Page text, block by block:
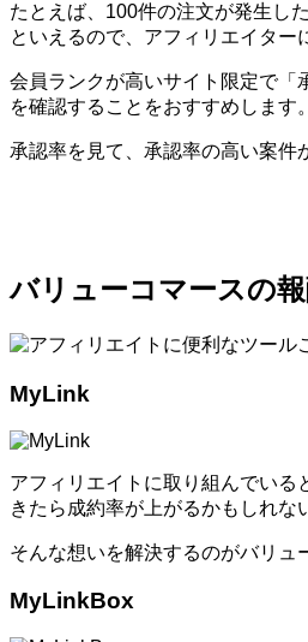
たとえば、100件の注文が発生し
といえるので、アフィリエイター
会員ランクが高いサイト限定で「
を確認することをおすすめします。
承認率を見て、承認率の高い案件
バリューコマースの
MyLink
アフィリエイトに取り組んでい
きたら成約率が上がるかもしれな
そんな想いを解決するのがバリュ
MyLinkBox